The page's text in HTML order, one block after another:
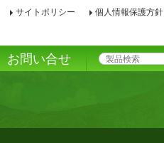
お問い合せ
サイトポリシー 個人情報保護方針